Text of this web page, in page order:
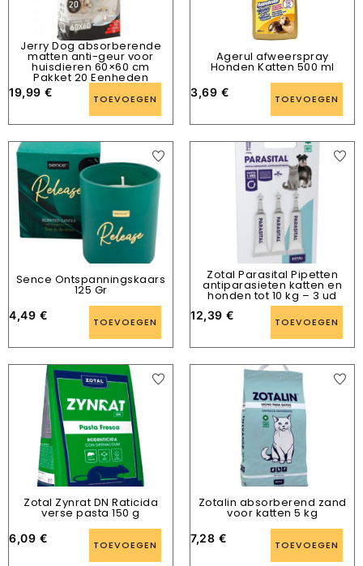
Jerry Dog absorberende
matten anti-geur voor
huisdieren 60×60 cm
Pakket 20 Eenheden
19,99 € TOEVOEGEN
Agerul afweerspray
Honden Katten 500 ml
3,69 € TOEVOEGEN
Sence Ontspanningskaars
125 Gr
4,49 € TOEVOEGEN
Zotal Parasital Pipetten
antiparasieten katten en
honden tot 10 kg – 3 ud
12,39 € TOEVOEGEN
Zotal Zynrat DN Raticida
verse pasta 150 g
6,09 € TOEVOEGEN
Zotalin absorberend zand
voor katten 5 kg
7,28 € TOEVOEGEN